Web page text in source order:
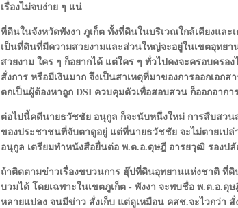
เรื่องไม่จบง่าย ๆ แน่
ที่ดินในจังหวัดพังงา ภูเก็ต ทั้งที่ดินในบริเวณใกล้เคียงและ
เป็นที่ดินที่มีความสวยงามและส่วนใหญ่จะอยู่ในเขตอุทย
สวยงาม ใคร ๆ ก็อยากได้ แต่ใคร ๆ ทั่วไปคงจะครอบครอ
สั่งการ หรือมีเงินมาก จึงเป็นสาเหตุที่มาของการออกเอก
ตกเป็นผู้ต้องหาถูก DSI ควบคุมตัวเพื่อสอบสวน ก็ออกอาก
ต่อไปนี้คดีนายธวัชชัย อนุกูล ก็จะนับหนึ่งใหม่ การสืบสวน
ของประชาชนที่จับตาดูอยู่ แต่ที่นายธวัชชัย จะไม่ตายเป
อนุกูล เตรียมทำหนังสือยื่นต่อ พ.ต.อ.ดุษฎี อารยวุฒิ รองปลั
ถ้าติดตามข่าวเรื่องขบวนการ ฮุ๊ปที่ดินอุทยานแห่งชาติ ที่
บวมได้ โดยเฉพาะในเขตภูเก็ต - พังงา จะพบชื่อ พ.ต.อ.
หลายแปลง จนมีข่าว สั่งเก็บ แต่ดูเหมือน คสช.จะไวกว่า